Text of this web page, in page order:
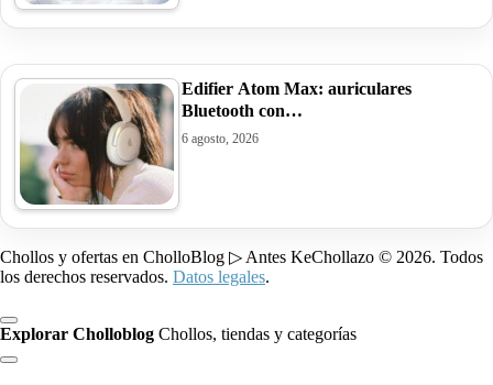
Edifier Atom Max: auriculares
Bluetooth con…
6 agosto, 2026
Chollos y ofertas en CholloBlog ▷ Antes KeChollazo © 2026. Todos
los derechos reservados. Datos legales.
Explorar Cholloblog Chollos, tiendas y categorías